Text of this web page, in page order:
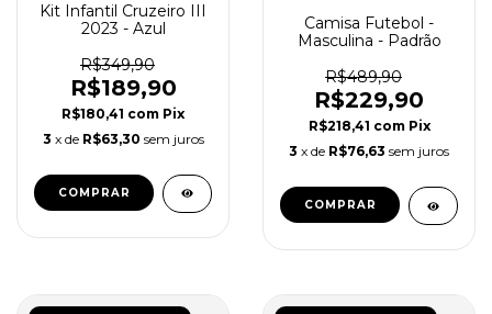
Kit Infantil Cruzeiro III
2023 - Azul
R$349,90
R$189,90
R$180,41 com Pix
3 x de R$63,30 sem juros
COMPRAR
Camisa Futebol -
Masculina - Padrão
R$489,90
R$229,90
R$218,41 com Pix
3 x de R$76,63 sem juros
COMPRAR